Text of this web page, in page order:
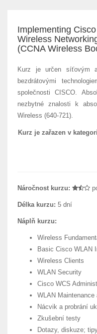
Implementing
Wireless
(CCNA Wireless
Kurz je určen síťovým
bezdrátovými
společnosti CISCO.
nezbytné znalosti k
Wireless (640-721).
Kurz je zařazen v
Náročnost kurzu:
Délka kurzu: 5 dní
Náplň kurzu:
Wireless
Basic Cisco WLAN
Wireless Clients
WLAN Security
Cisco WCS
WLAN Maintenance
Nácvik a probrání
Zkušební testy
Dotazy, diskuze;